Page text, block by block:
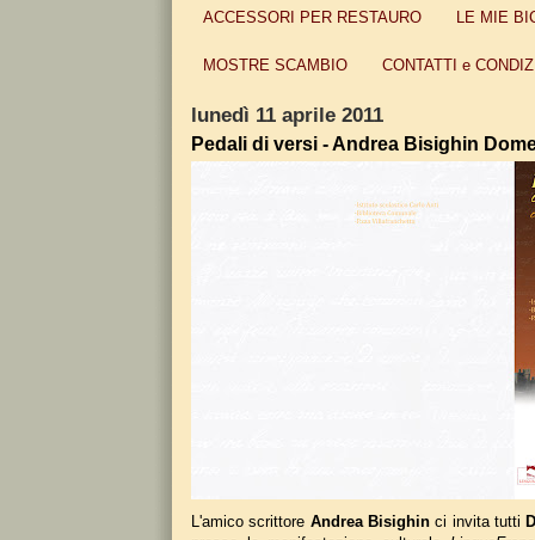
ACCESSORI PER RESTAURO LE MIE
MOSTRE SCAMBIO CONTATTI e
lunedì 11 aprile 2011
Pedali di versi - Andrea Bisighin
L'amico scrittore Andrea Bisighin ci invita tutti